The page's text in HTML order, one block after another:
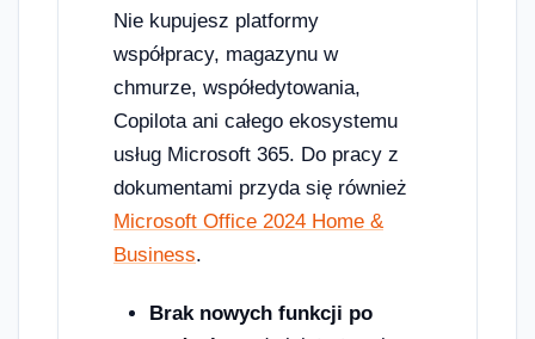
Nie kupujesz platformy
współpracy, magazynu w
chmurze, współedytowania,
Copilota ani całego ekosystemu
usług Microsoft 365. Do pracy z
dokumentami przyda się również
Microsoft Office 2024 Home &
Business.
Brak nowych funkcji po